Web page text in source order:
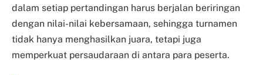
dalam setiap pertandingan harus berjalan beriringan
dengan nilai-nilai kebersamaan, sehingga turnamen
tidak hanya menghasilkan juara, tetapi juga
memperkuat persaudaraan di antara para peserta.